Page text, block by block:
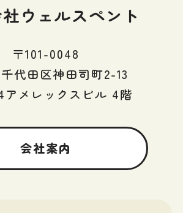
ウェルスペント
〒101-0048
代田区神田司町2-13
アメレックスビル 4階
会社案内